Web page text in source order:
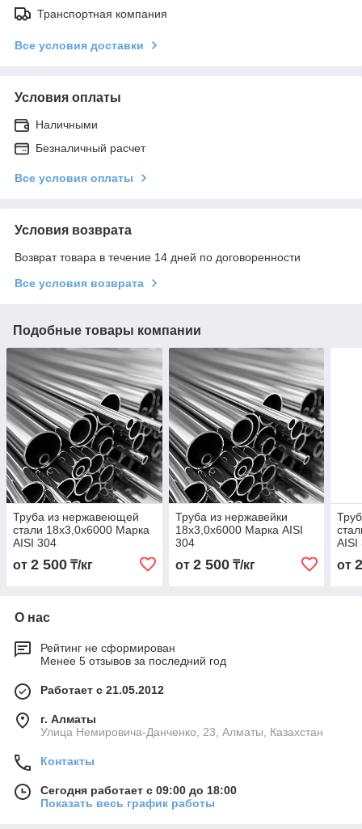
Транспортная компания
Все условия доставки
Условия оплаты
Наличными
Безналичный расчет
Все условия оплаты
Условия возврата
Возврат товара в течение 14 дней по договоренности
Все условия возврата
Подобные товары компании
Труба из нержавеющей
стали 18х3,0х6000 Марка
AISI 304
от 2 500 ₸/кг
Труба из нержавейки
18х3,0х6000 Марка AISI
304
от 2 500₸/кг
AISI
от
О нас
Рейтинг не сформирован
Менее 5 отзывов за последний год
Работает с 21.05.2012
г. Алматы
Улица Немировича-Данченко, 23, Алматы, Казахстан
Контакты
Сегодня работает с 09:00 до 18:00
Показать весь график работы